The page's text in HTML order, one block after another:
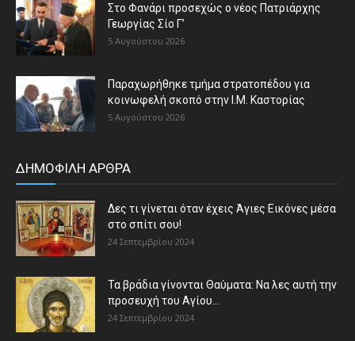
Στο Φανάρι προσεχώς ο νέος Πατριάρχης
Γεωργίας Σίο Γ’
5 Αυγούστου 2026
Παραχωρήθηκε τμήμα στρατοπέδου για
κοινωφελή σκοπό στην Ι.Μ. Καστορίας
5 Αυγούστου 2026
ΔΗΜΟΦΙΛΗ ΑΡΘΡΑ
Δες τι γίνεται όταν έχεις Άγιες Εικόνες μέσα
στο σπίτι σου!
24 Σεπτεμβρίου 2024
Τα βράδια γίνονται Θαύματα: Να λες αυτή την
προσευχή του Αγίου...
24 Σεπτεμβρίου 2024